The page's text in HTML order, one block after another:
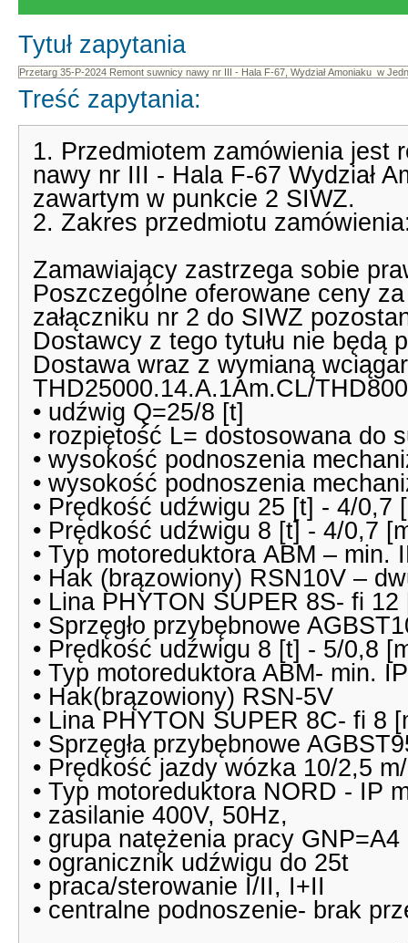
Tytuł zapytania
Treść zapytania:
1. Przedmiotem zamówienia jest
nawy nr III - Hala F-67 Wydział
zawartym w punkcie 2 SIWZ.
2. Zakres przedmiotu
Zamawiający zastrzega sobie
Poszczególne oferowane ceny
załączniku nr 2 do SIWZ
Dostawcy z tego tytułu nie będą
Dostawa wraz z wymianą
THD25000.14.A.1Am.CL/
• udźwig Q=25/8 [t]
• rozpiętość L= dostosowana do
• wysokość podnoszenia
• wysokość podnoszenia
• Prędkość udźwigu 25 [t] - 4/0,7
• Prędkość udźwigu 8 [t] - 4/0,7
• Typ motoreduktora ABM – min.
• Hak (brązowiony) RSN10V –
• Lina PHYTON SUPER 8S- fi 12
• Sprzęgło przybębnowe
• Prędkość udźwigu 8 [t] - 5/0,8
• Typ motoreduktora ABM- min.
• Hak(brązowiony) RSN-5V
• Lina PHYTON SUPER 8C- fi 8
• Sprzęgła przybębnowe
• Prędkość jazdy wózka 10/2,5
• Typ motoreduktora NORD - IP
• zasilanie 400V, 50Hz,
• grupa natężenia pracy GNP=A4
• ogranicznik udźwigu do 25t
• praca/sterowanie I/II, I+II
• centralne podnoszenie- brak